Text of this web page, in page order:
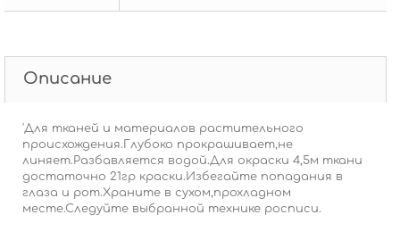
Описание
'Для тканей и материалов растительного
происхождения.Глубоко прокрашивает,не
линяет.Разбавляется водой.Для окраски 4,5м ткани
достаточно 21гр краски.Избегайте попадания в
глаза и рот.Храните в сухом,прохладном
месте.Следуйте выбранной технике росписи.